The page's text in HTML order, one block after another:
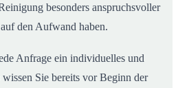
besonders anspruchsvoller
den Aufwand haben.
Anfrage ein individuelles und
Sie bereits vor Beginn der